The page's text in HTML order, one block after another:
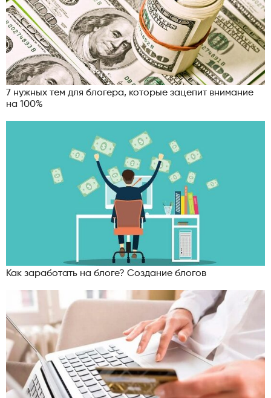
7 нужных тем для блогера, которые зацепит внимание
на 100%
Как заработать на блоге? Создание блогов